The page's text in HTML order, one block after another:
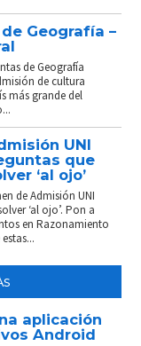
Geografía –
de Geografía
de cultura
más grande del
UNI
que
‘al ojo’
de Admisión UNI
‘al ojo’. Pon a
en Razonamiento
aplicación
Android